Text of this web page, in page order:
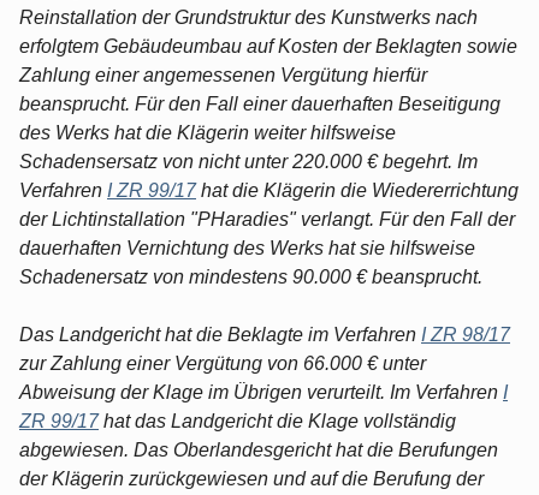
Reinstallation der Grundstruktur des Kunstwerks nach
erfolgtem Gebäudeumbau auf Kosten der Beklagten sowie
Zahlung einer angemessenen Vergütung hierfür
beansprucht. Für den Fall einer dauerhaften Beseitigung
des Werks hat die Klägerin weiter hilfsweise
Schadensersatz von nicht unter 220.000 € begehrt. Im
Verfahren I ZR 99/17hat die Klägerin die Wiedererrichtung
der Lichtinstallation "PHaradies" verlangt. Für den Fall der
dauerhaften Vernichtung des Werks hat sie hilfsweise
Schadenersatz von mindestens 90.000 € beansprucht.
Das Landgericht hat die Beklagte im Verfahren I ZR 98/17
zur Zahlung einer Vergütung von 66.000 € unter
Abweisung der Klage im Übrigen verurteilt. Im Verfahren I
ZR 99/17hat das Landgericht die Klage vollständig
abgewiesen. Das Oberlandesgericht hat die Berufungen
der Klägerin zurückgewiesen und auf die Berufung der